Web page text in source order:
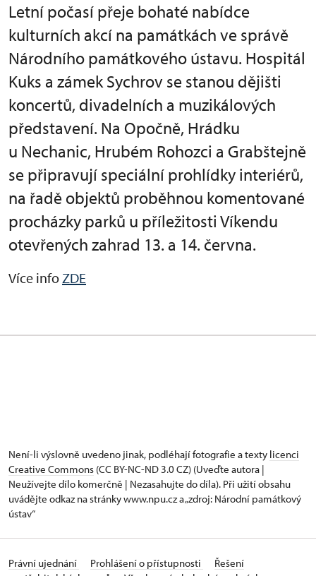
Letní počasí přeje bohaté nabídce
kulturních akcí na památkách ve správě
Národního památkového ústavu. Hospitál
Kuks a zámek Sychrov se stanou dějišti
koncertů, divadelních a muzikálových
představení. Na Opočně, Hrádku
u Nechanic, Hrubém Rohozci a Grabštejně
se připravují speciální prohlídky interiérů,
na řadě objektů proběhnou komentované
procházky parků u příležitosti Víkendu
otevřených zahrad 13. a 14. června.
Více infoZDE
Není-li výslovně uvedeno jinak, podléhají fotografie a texty licenci
Creative Commons (CC BY-NC-ND 3.0 CZ) (Uveďte autora |
Neužívejte dílo komerčně | Nezasahujte do díla). Při užití obsahu
uvádějte odkaz na stránky www.npu.cz a „zdroj: Národní památkový
ústav“
Právní ujednání Prohlášení o přístupnosti
Řešení